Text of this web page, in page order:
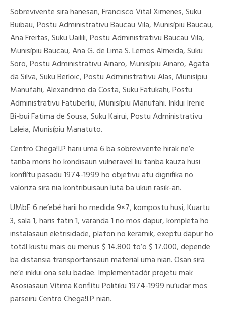
Sobrevivente sira hanesan, Francisco Vital Ximenes, Suku
Buibau, Postu Administrativu Baucau Vila, Munisípiu Baucau,
Ana Freitas, Suku Uailili, Postu Administrativu Baucau Vila,
Munisípiu Baucau, Ana G. de Lima S. Lemos Almeida, Suku
Soro, Postu Administrativu Ainaro, Munisípiu Ainaro, Agata
da Silva, Suku Berloic, Postu Administrativu Alas, Munisípiu
Manufahi, Alexandrino da Costa, Suku Fatukahi, Postu
Administrativu Fatuberliu, Munisípiu Manufahi. Inklui Irenie
Bi-bui Fatima de Sousa, Suku Kairui, Postu Administrativu
Laleia, Munisípiu Manatuto.
Centro Chega!I.P harii uma 6 ba sobrevivente hirak ne’e
tanba moris ho kondisaun vulneravel liu tanba kauza husi
konflítu pasadu 1974-1999 ho objetivu atu dignifika no
valoriza sira nia kontribuisaun luta ba ukun rasik-an.
UMbE 6 ne’ebé harii ho medida 9×7, kompostu husi, Kuartu
3, sala 1, haris fatin 1, varanda 1 no mos dapur, kompleta ho
instalasaun eletrisidade, plafon no keramik, exeptu dapur ho
totál kustu mais ou menus $ 14.800 to’o $ 17.000, depende
ba distansia transportansaun material uma nian. Osan sira
ne’e inklui ona selu badae. Implementadór projetu mak
Asosiasaun Vítima Konflítu Politiku 1974-1999 nu’udar mos
parseiru Centro Chega!I.P nian.